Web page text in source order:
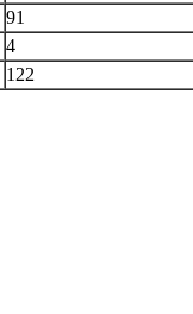
91
4
122